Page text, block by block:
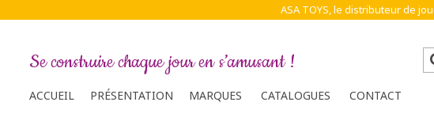
ASA TOYS, le distributeur de
Se construire chaque jour en s’amusant !
ACCUEIL PRÉSENTATION MARQUES CATALOGUES CONTACT